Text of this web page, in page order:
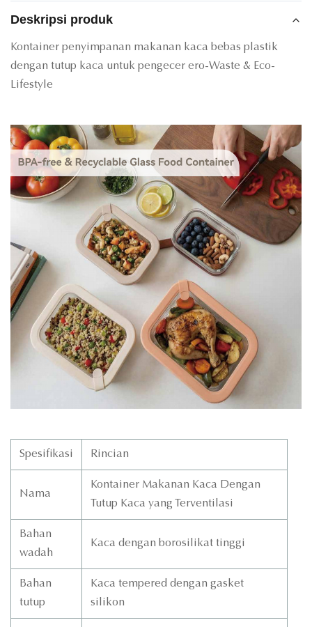
Deskripsi produk
Kontainer penyimpanan makanan kaca bebas plastik
dengan tutup kaca untuk pengecer ero-Waste & Eco-
Lifestyle
Spesifikasi Rincian
Nama
Kontainer Makanan Kaca Dengan
Tutup Kaca yang Terventilasi
Bahan
wadah
Kaca dengan borosilikat tinggi
Bahan
tutup
Kaca tempered dengan gasket
silikon